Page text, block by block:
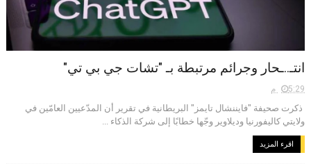
انتـ..ـحار وجرائم مرتبطة بـ "تشات جي بي تي"
5:29 م
ذكرت صحيفة "فايننشال تايمز" البريطانية في تقرير أن المدّعيين العامّين في
ولايتي كاليفورنيا وديلاوير وجّها خطابًا إلى شركة الذكاء ...
اقرء المزيد